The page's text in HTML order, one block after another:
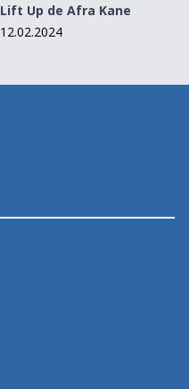
Lift Up de Afra Kane
12.02.2024